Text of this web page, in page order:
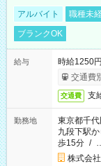
アルバイト 職種未
ブランクOK
給与
時給1250
交通費
交通費 支
勤務地
東京都千代
九段下駅
歩15分 /
株式会